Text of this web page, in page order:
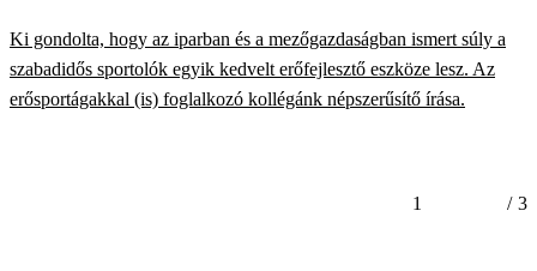
Ki gondolta, hogy az iparban és a mezőgazdaságban ismert súly a
szabadidős sportolók egyik kedvelt erőfejlesztő eszköze lesz. Az
erősportágakkal (is) foglalkozó kollégánk népszerűsítő írása.
1 / 3